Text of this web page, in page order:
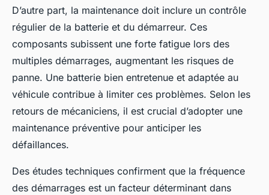
D’autre part, la maintenance doit inclure un contrôle
régulier de la batterie et du démarreur. Ces
composants subissent une forte fatigue lors des
multiples démarrages, augmentant les risques de
panne. Une batterie bien entretenue et adaptée au
véhicule contribue à limiter ces problèmes. Selon les
retours de mécaniciens, il est crucial d’adopter une
maintenance préventive pour anticiper les
défaillances.
Des études techniques confirment que la fréquence
des démarrages est un facteur déterminant dans